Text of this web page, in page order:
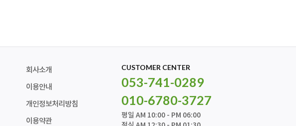
회사소개
이용안내
개인정보처리방침
이용약관
CUSTOMER CENTER
053-741-0289
010-6780-3727
평일 AM 10:00 - PM 06:00